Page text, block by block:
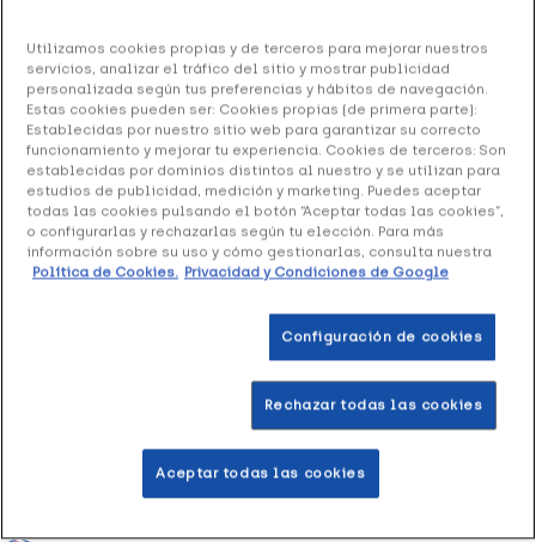
Bion 3 Senior, 30 comprimidos
15.19 €
+ 30 puntos Healthies
Bion 3 Seniores un complemento vitamínico que
contribuye al funcionamiento del sistema inmune. Es ideal
ginseng, probióticos, vitaminas y minerales.
Utilizamos cookies propias y de terceros para mejorar nuestros
servicios, analizar el tráfico del sitio y mostrar publicidad
personalizada según tus preferencias y hábitos de navegación.
Estas cookies pueden ser: Cookies propias (de primera parte):
Establecidas por nuestro sitio web para garantizar su correcto
funcionamiento y mejorar tu experiencia. Cookies de terceros: Son
establecidas por dominios distintos al nuestro y se utilizan para
estudios de publicidad, medición y marketing. Puedes aceptar
todas las cookies pulsando el botón “Aceptar todas las cookies”,
o configurarlas y rechazarlas según tu elección. Para más
información sobre su uso y cómo gestionarlas, consulta nuestra
Política de Cookies. Privacidad y Condiciones de Google
Configuración de cookies
Rechazar todas las cookies
Aceptar todas las cookies